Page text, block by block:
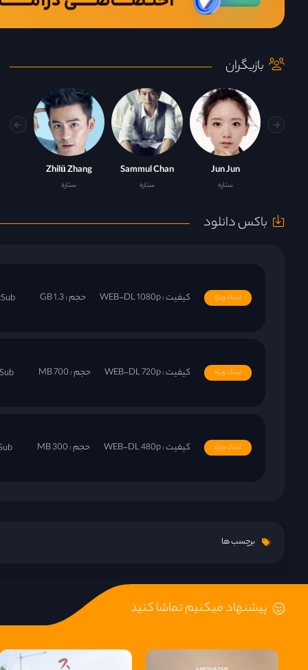
بازیگران
Jun Jun
ستاره
Sammul Chan
ستاره
Zhilü Zhang
ستاره
باکس دانلود
لینک ویژه کیفیت : WEB-DL 1080p حجم : 1.3 GB
لینک ویژه کیفیت : WEB-DL 720p حجم : 700 MB
لینک ویژه کیفیت : WEB-DL 480p حجم : 300 MB
برچسب ها
پیشنهاد میکنیم تماشا کنید